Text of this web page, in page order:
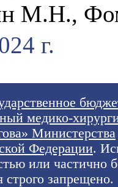
М.Н.,
г.
медико-
Министерства
Федерации.
или частично
запрещено.